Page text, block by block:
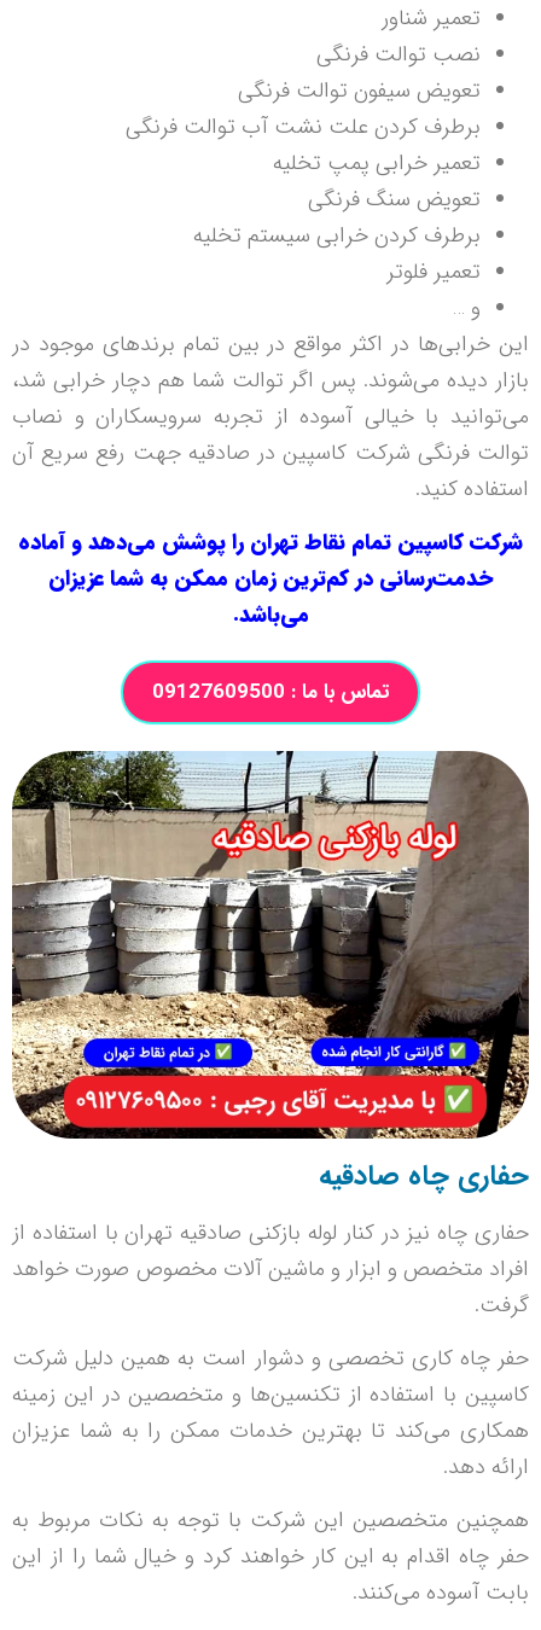
تعمیر شناور
نصب توالت فرنگی
تعویض سیفون توالت فرنگی
برطرف کردن علت نشت آب توالت فرنگی
تعمیر خرابی پمپ تخلیه
تعویض سنگ فرنگی
برطرف کردن خرابی سیستم تخلیه
تعمیر فلوتر
و …
این خرابی‌ها در اکثر مواقع در بین تمام برند‌های موجود در
بازار دیده می‌شوند. پس اگر توالت شما هم دچار خرابی شد،
می‌توانید با خیالی آسوده از تجربه سرویسکاران و نصاب
توالت فرنگی شرکت کاسپین در صادقیه جهت رفع سریع آن
استفاده کنید.
شرکت کاسپین تمام نقاط تهران را پوشش می‌دهد و آماده
خدمت‌رسانی در کم‌ترین زمان ممکن به شما عزیزان
می‌باشد.
تماس با ما : 09127609500
حفاری چاه صادقیه
حفاری چاه نیز در کنار لوله بازکنی صادقیه تهران با استفاده از
افراد متخصص و ابزار و ماشین آلات مخصوص صورت خواهد
گرفت.
حفر چاه کاری تخصصی و دشوار است به همین دلیل شرکت
کاسپین با استفاده از تکنسین‌ها و متخصصین در این زمینه
همکاری می‌کند تا بهترین خدمات ممکن را به شما عزیزان
ارائه دهد.
همچنین متخصصین این شرکت با توجه به نکات مربوط به
حفر چاه اقدام به این کار خواهند کرد و خیال شما را از این
بابت آسوده می‌کنند.